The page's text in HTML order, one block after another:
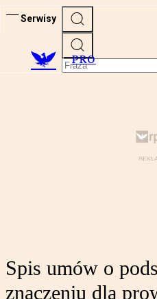
Serwisy
PRO
Spis umów o
znaczeniu dla